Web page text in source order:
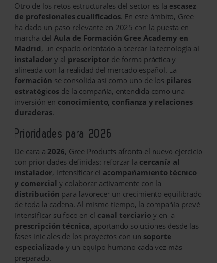
Otro de los retos estructurales del sector es la escasez
de profesionales cualificados. En este ámbito, Gree
ha dado un paso relevante en 2025 con la puesta en
marcha del Aula de Formación Gree Academy en
Madrid, un espacio orientado a acercar la tecnología al
instalador y al prescriptor de forma práctica y
alineada con la realidad del mercado español. La
formación se consolida así como uno de los pilares
estratégicos de la compañía, entendida como una
inversión en conocimiento, confianza y relaciones
duraderas.
Prioridades para 2026
De cara a 2026, Gree Products afronta el nuevo ejercicio
con prioridades definidas: reforzar la cercanía al
instalador, intensificar el acompañamiento técnico
y comercial y colaborar activamente con la
distribución para favorecer un crecimiento equilibrado
de toda la cadena. Al mismo tiempo, la compañía prevé
intensificar su foco en el canal terciario y en la
prescripción técnica, aportando soluciones desde las
fases iniciales de los proyectos con un soporte
especializado y un equipo humano cada vez más
preparado.